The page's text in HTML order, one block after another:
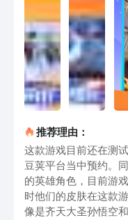
推荐理由：
这款游戏目前还在测
豆荚平台当中预约。
的英雄角色，目前游
时他们的皮肤在这款
像是齐天大圣孙悟空